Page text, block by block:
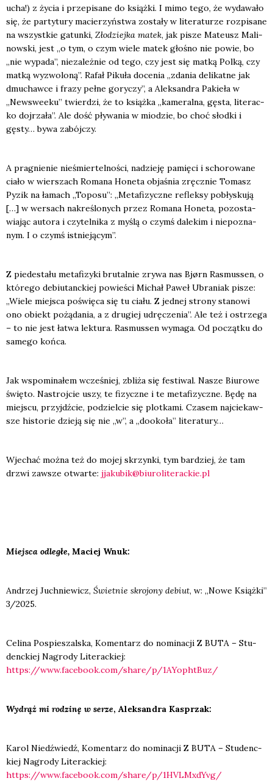
ucha!) z życia i prze­pi­sa­ne do książ­ki. I mimo tego, że wyda­wa­ło
się, że par­ty­tu­ry macie­rzyń­stwa zosta­ły w lite­ra­tu­rze roz­pi­sa­ne
na wszyst­kie gatun­ki, Zło­dziej­ka matek, jak pisze Mate­usz Mali­
now­ski, jest „o tym, o czym wie­le matek gło­śno nie powie, bo
„nie wypa­da”, nie­za­leż­nie od tego, czy jest się mat­ką Polką, czy
mat­ką wyzwo­lo­ną”. Rafał Piku­ła doce­nia „zda­nia deli­kat­ne jak
dmu­chaw­ce i fra­zy peł­ne gory­czy”, a Alek­san­dra Pakie­ła w
„New­swe­eku” twier­dzi, że to książ­ka „kame­ral­na, gęsta, lite­rac­
ko doj­rza­ła”. Ale dość pły­wa­nia w mio­dzie, bo choć słod­ki i
gęsty… bywa zabój­czy.
A pra­gnie­nie nie­śmier­tel­no­ści, nadzie­ję pamię­ci i scho­ro­wa­ne
cia­ło w wier­szach Roma­na Hone­ta obja­śnia zręcz­nie Tomasz
Pyzik na łamach „Topo­su”: „Meta­fi­zycz­ne reflek­sy pobły­sku­ją
[…] w wer­sach nakre­ślo­nych przez Roma­na Hone­ta, pozo­sta­
wia­jąc auto­ra i czy­tel­ni­ka z myślą o czymś dale­kim i nie­po­zna­
nym. I o czymś ist­nie­ją­cym”.
Z pie­de­sta­łu meta­fi­zy­ki bru­tal­nie zry­wa nas Bjørn Rasmus­sen, o
któ­re­go debiu­tanc­kiej powie­ści Michał Paweł Ubra­niak pisze:
„Wie­le miej­sca poświę­ca się tu cia­łu. Z jed­nej stro­ny sta­no­wi
ono obiekt pożą­da­nia, a z dru­giej udrę­cze­nia”. Ale też i ostrze­ga
– to nie jest łatwa lek­tu­ra. Rasmus­sen wyma­ga. Od począt­ku do
same­go koń­ca.
Jak wspo­mi­na­łem wcze­śniej, zbli­ża się festi­wal. Nasze Biu­ro­we
świę­to. Nastroj­cie uszy, te fizycz­ne i te meta­fi­zycz­ne. Będę na
miej­scu, przyjdź­cie, podziel­cie się plot­ka­mi. Cza­sem naj­cie­kaw­
sze histo­rie dzie­ją się nie „w”, a „dooko­ła” lite­ra­tu­ry…
Wje­chać moż­na też do mojej skrzyn­ki, tym bar­dziej, że tam
drzwi zawsze otwar­te: jjakubik@biuroliterackie.pl
Miej­sca odle­głe, Maciej Wnuk:
Andrzej Juch­nie­wicz, Świet­nie skro­jo­ny debiut, w: „Nowe Książ­ki”
3/2025.
Celi­na Pospie­szal­ska, Komen­tarz do nomi­na­cji Z BUTA – Stu­
denc­kiej Nagro­dy Lite­rac­kiej:
https://www.facebook.com/share/p/1AYophtBuz/
Wydrąż mi rodzi­nę w serze, Alek­san­dra Kasprzak:
Karol Niedź­wiedź, Komen­tarz do nomi­na­cji Z BUTA – Stu­denc­
kiej Nagro­dy Lite­rac­kiej:
https://www.facebook.com/share/p/1HVLMxdYvg/